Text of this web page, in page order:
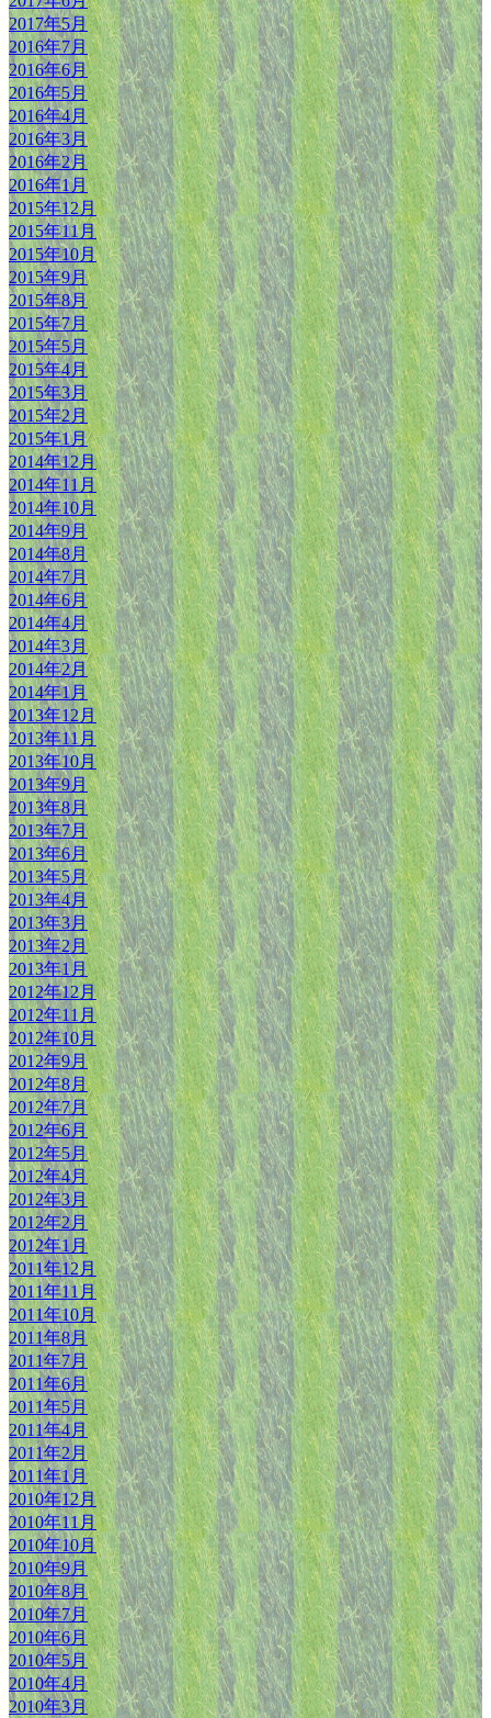
2017年5月
2016年7月
2016年6月
2016年5月
2016年4月
2016年3月
2016年2月
2016年1月
2015年12月
2015年11月
2015年10月
2015年9月
2015年8月
2015年7月
2015年5月
2015年4月
2015年3月
2015年2月
2015年1月
2014年12月
2014年11月
2014年10月
2014年9月
2014年8月
2014年7月
2014年6月
2014年4月
2014年3月
2014年2月
2014年1月
2013年12月
2013年11月
2013年10月
2013年9月
2013年8月
2013年7月
2013年6月
2013年5月
2013年4月
2013年3月
2013年2月
2013年1月
2012年12月
2012年11月
2012年10月
2012年9月
2012年8月
2012年7月
2012年6月
2012年5月
2012年4月
2012年3月
2012年2月
2012年1月
2011年12月
2011年11月
2011年10月
2011年8月
2011年7月
2011年6月
2011年5月
2011年4月
2011年2月
2011年1月
2010年12月
2010年11月
2010年10月
2010年9月
2010年8月
2010年7月
2010年6月
2010年5月
2010年4月
2010年3月